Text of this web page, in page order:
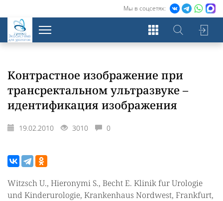
Мы в соцсетях:
Экосистема
для урологов
Контрастное изображение при
трансректальном ультразвуке –
идентификация изображения
19.02.2010 3010 0
Witzsch U., Hieronymi S., Becht E. Klinik fur Urologie
und Kinderurologie, Krankenhaus Nordwest, Frankfurt,